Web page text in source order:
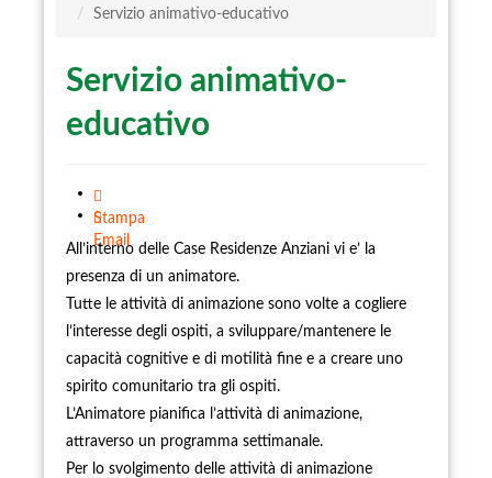
/
Servizio animativo-educativo
Servizio animativo-
educativo
Stampa
Email
All’interno delle Case Residenze Anziani vi e’ la
presenza di un animatore.
Tutte le attività di animazione sono volte a cogliere
l’interesse degli ospiti, a sviluppare/mantenere le
capacità cognitive e di motilità fine e a creare uno
spirito comunitario tra gli ospiti.
L’Animatore pianifica l’attività di animazione,
attraverso un programma settimanale.
Per lo svolgimento delle attività di animazione